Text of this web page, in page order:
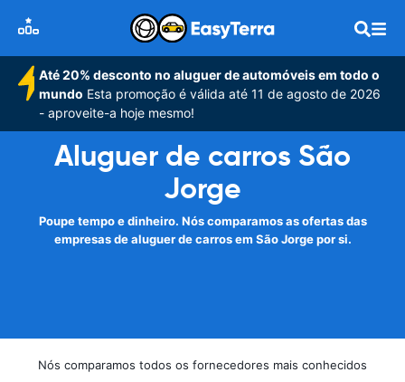
Até 20% desconto no aluguer de automóveis em todo o
mundo Esta promoção é válida até 11 de agosto de 2026
- aproveite-a hoje mesmo!
Aluguer de carros São
Jorge
Poupe tempo e dinheiro. Nós comparamos as ofertas das
empresas de aluguer de carros em São Jorge por si.
Nós comparamos todos os fornecedores mais conhecidos